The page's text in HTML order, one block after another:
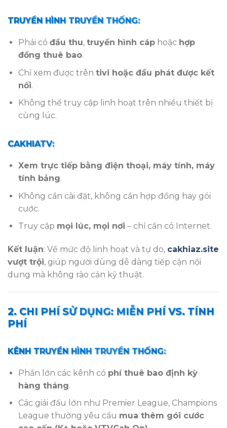
TRUYỀN HÌNH TRUYỀN THỐNG:
Phải có đầu thu, truyền hình cáphoặc hợp
đồng thuê bao.
Chỉ xem được trên tivi hoặc đầu phát được kết
nối.
Không thể truy cập linh hoạt trên nhiều thiết bị
cùng lúc.
CAKHIATV:
Xem trực tiếp bằng điện thoại, máy tính, máy
tính bảng.
Không cần cài đặt, không cần hợp đồng hay gói
cước.
Truy cập mọi lúc, mọi nơi – chỉ cần có Internet.
Kết luận: Về mức độ linh hoạt và tự do, cakhiaz.site
vượt trội, giúp người dùng dễ dàng tiếp cận nội
dung mà không rào cản kỹ thuật.
2. CHI PHÍ SỬ DỤNG: MIỄN PHÍ VS. TÍNH
PHÍ
KÊNH TRUYỀN HÌNH TRUYỀN THỐNG:
Phần lớn các kênh có phí thuê bao định kỳ
hàng tháng.
Các giải đấu lớn như Premier League, Champions
League thường yêu cầu mua thêm gói cước